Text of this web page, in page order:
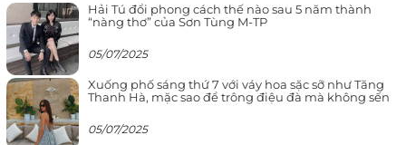
Hải Tú đổi phong cách thế nào sau 5 năm thành
“nàng thơ” của Sơn Tùng M-TP
05/07/2025
Xuống phố sáng thứ 7 với váy hoa sặc sỡ như Tăng
Thanh Hà, mặc sao để trông điệu đà mà không sến
05/07/2025